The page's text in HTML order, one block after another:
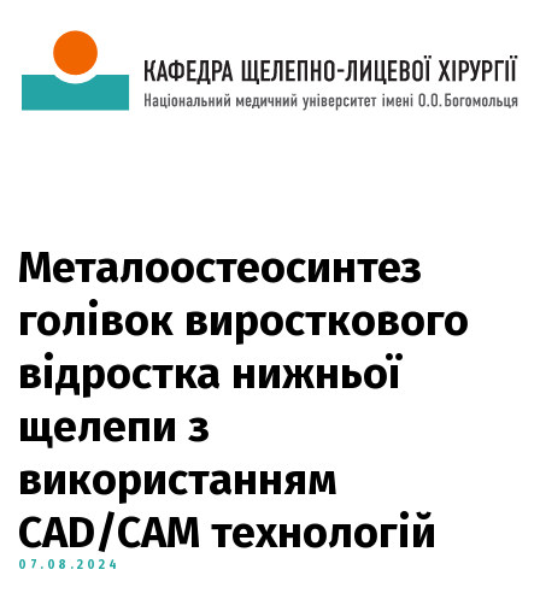
Металоостеосинтез
голівок виросткового
відростка нижньої
щелепи з
використанням
CAD/CAM технологій
07.08.2024